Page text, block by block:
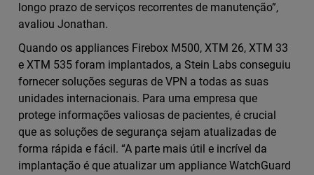
longo prazo de serviços recorrentes de manutenção”,
avaliou Jonathan.
Quando os appliances Firebox M500, XTM 26, XTM 33
e XTM 535 foram implantados, a Stein Labs conseguiu
fornecer soluções seguras de VPN a todas as suas
unidades internacionais. Para uma empresa que
protege informações valiosas de pacientes, é crucial
que as soluções de segurança sejam atualizadas de
forma rápida e fácil. “A parte mais útil e incrível da
implantação é que atualizar um appliance WatchGuard